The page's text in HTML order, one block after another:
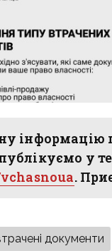
інформацію
у
.
документи